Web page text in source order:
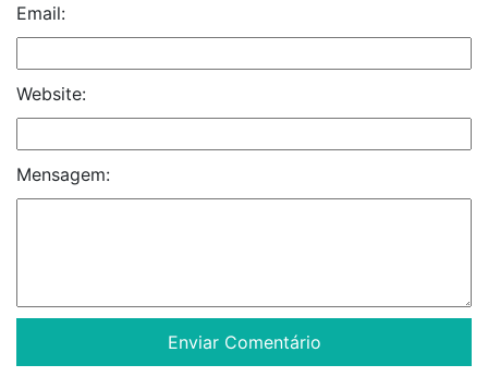
Email:
Website:
Mensagem: